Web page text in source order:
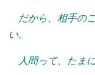
だから、相手の
い。
人間って、たま